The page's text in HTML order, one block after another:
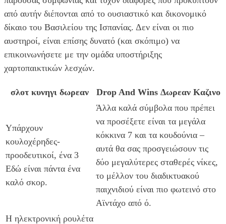
από αυτήν διέπονται από το ουσιαστικό και δικονομικό
δίκαιο του Βασιλείου της Ισπανίας. Δεν είναι οι πιο
αυστηροί, είναι επίσης δυνατό (και σκόπιμο) να
επικοινωνήσετε με την ομάδα υποστήριξης
χαρτοπαικτικών λεσχών.
σλοτ κυνηγι δωρεαν Drop And Wins Δωρεαν Καζινο
Υπάρχουν
κουλοχέρηδες-
προοδευτικοί, ένα 3
Εδώ είναι πάντα ένα
καλό σκορ.
Άλλα καλά σύμβολα που πρέπει
να προσέξετε είναι τα μεγάλα
κόκκινα 7 και τα κουδούνια –
αυτά θα σας προσγειώσουν τις
δύο μεγαλύτερες σταθερές νίκες,
το μέλλον του διαδικτυακού
παιχνιδιού είναι πιο φωτεινό στο
Αϊντάχο από ό.
Η ηλεκτρονική ρουλέτα